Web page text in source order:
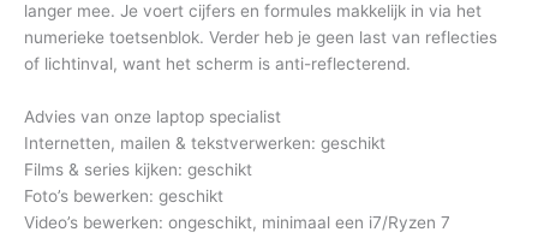
langer mee. Je voert cijfers en formules makkelijk in via het
numerieke toetsenblok. Verder heb je geen last van reflecties
of lichtinval, want het scherm is anti-reflecterend.
Advies van onze laptop specialist
Internetten, mailen & tekstverwerken: geschikt
Films & series kijken: geschikt
Foto’s bewerken: geschikt
Video’s bewerken: ongeschikt, minimaal een i7/Ryzen 7